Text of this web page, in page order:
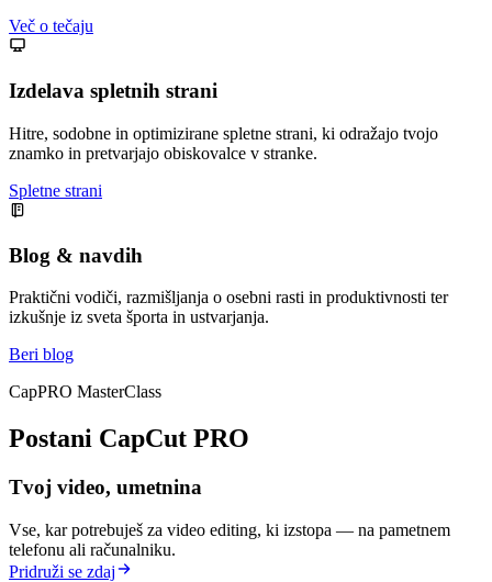
Več o tečaju
Izdelava spletnih strani
Hitre, sodobne in optimizirane spletne strani, ki odražajo tvojo
znamko in pretvarjajo obiskovalce v stranke.
Spletne strani
Blog & navdih
Praktični vodiči, razmišljanja o osebni rasti in produktivnosti ter
izkušnje iz sveta športa in ustvarjanja.
Beri blog
CapPRO MasterClass
Postani CapCut PRO
Tvoj video, umetnina
Vse, kar potrebuješ za video editing, ki izstopa — na pametnem
telefonu ali računalniku.
Pridruži se zdaj